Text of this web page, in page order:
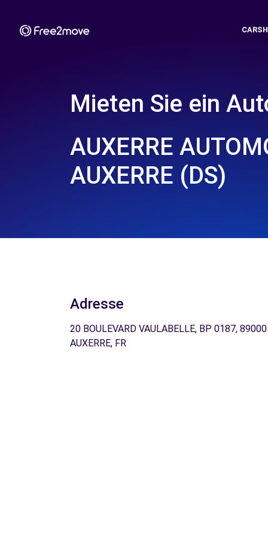
Mieten Sie ein
AUXERRE
AUXERRE (DS)
Adresse
20 BOULEVARD VAULABELLE, BP 0187, 89000
AUXERRE, FR